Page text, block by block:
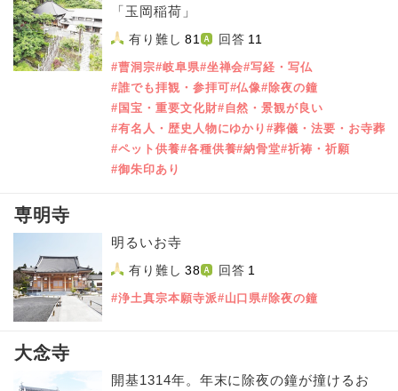
「玉岡稲荷」
有り難し 81 回答 11
#曹洞宗#岐阜県#坐禅会#写経・写仏
#誰でも拝観・参拝可#仏像#除夜の鐘
#国宝・重要文化財#自然・景観が良い
#有名人・歴史人物にゆかり#葬儀・法要・お寺葬
#ペット供養#各種供養#納骨堂#祈祷・祈願
#御朱印あり
専明寺
明るいお寺
有り難し 38 回答 1
#浄土真宗本願寺派#山口県#除夜の鐘
大念寺
開基1314年。年末に除夜の鐘が撞けるお